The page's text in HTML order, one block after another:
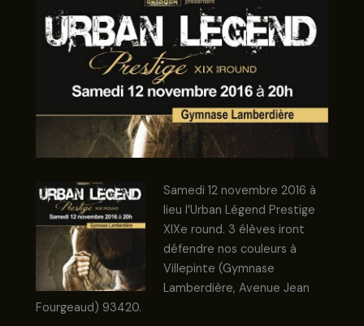
Samedi 12 novembre 2016 à
lieu l’Urban Légend Prestige
XIXe round. 3 élèves iront
défendre nos couleurs à
Villepinte (Gymnase
Lamberdière, Avenue Jean
Fourgeaud) 93420.